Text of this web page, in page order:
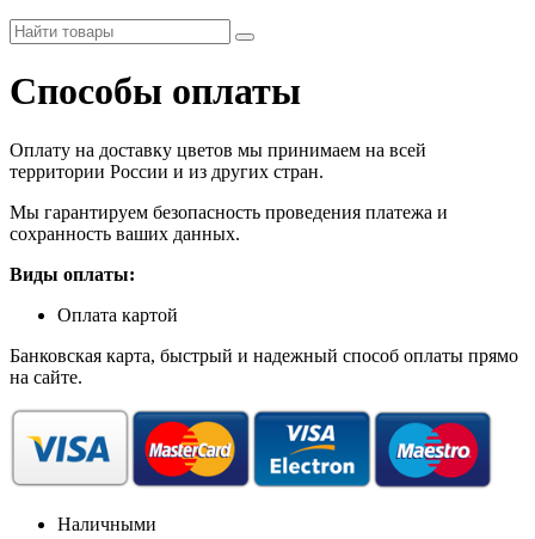
Способы оплаты
Оплату на доставку цветов мы принимаем на всей
территории России и из других стран.
Мы гарантируем безопасность проведения платежа и
сохранность ваших данных.
Виды оплаты:
Оплата картой
Банковская карта, быстрый и надежный способ оплаты прямо
на сайте.
Наличными